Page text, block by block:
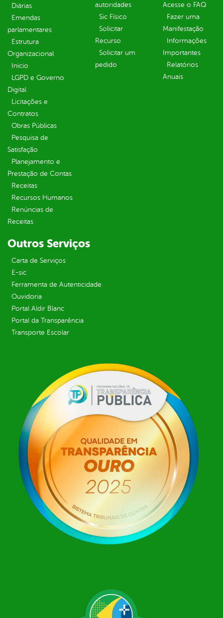
Diárias
Emendas
parlamentares
Estrutura
Organizacional
Inicio
LGPD e Governo
Digital
Licitações e
Contratos
Obras Públicas
Pesquisa de
Satisfação
Planejamento e
Prestação de Contas
Receitas
Recursos Humanos
Renúncias de
Receitas
autoridades
Sic Físico
Solicitar
Recurso
Solicitar um
pedido
Acesse o FAQ
Fazer uma
Manifestação
Informações
Importantes
Relatórios
Anuais
Outros Serviços
Carta de Serviços
E-sic
Ferramenta de Autenticidade
Ouvidoria
Portal Aldir Blanc
Portal da Transparência
Transporte Escolar